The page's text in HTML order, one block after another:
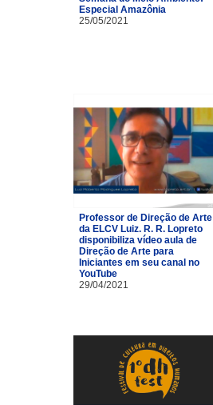
Especial Amazônia
25/05/2021
Professor de Direção de Arte
da ELCV Luiz. R. R. Lopreto
disponibiliza vídeo aula de
Direção de Arte para
Iniciantes em seu canal no
YouTube
29/04/2021